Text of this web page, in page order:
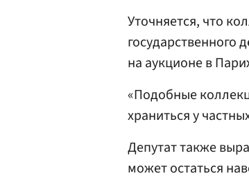
Уточняется, что
государственного
на аукционе в
«Подобные
храниться у
Депутат также
может остаться